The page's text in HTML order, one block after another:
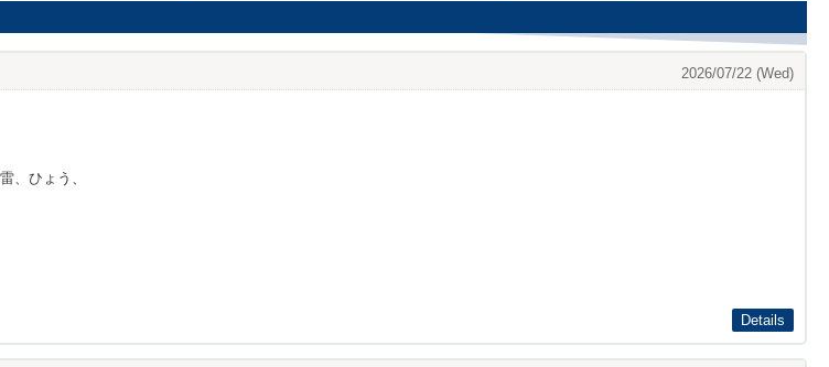
2026/07/22 (Wed)
、ひょう、
Details